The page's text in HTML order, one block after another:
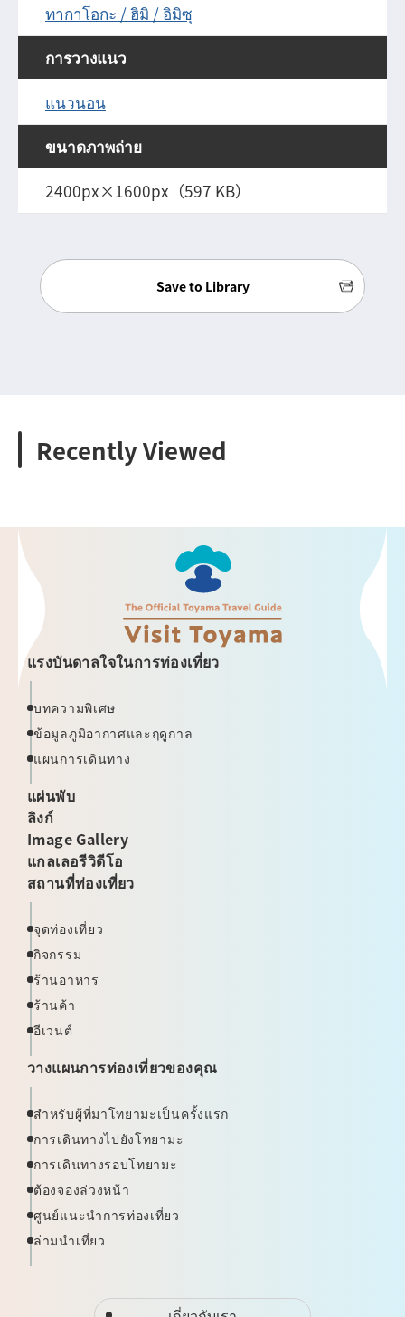
ทากาโอกะ / ฮิมิ / อิมิซุ
การวางแนว
แนวนอน
ขนาดภาพถ่าย
2400px×1600px（597 KB）
Save to Library
Recently Viewed
แรงบันดาลใจในการท่องเที่ยว
บทความพิเศษ
ข้อมูลภูมิอากาศและฤดูกาล
แผนการเดินทาง
แผ่นพับ
ลิงก์
Image Gallery
แกลเลอรีวิดีโอ
สถานที่ท่องเที่ยว
จุดท่องเที่ยว
กิจกรรม
ร้านอาหาร
ร้านค้า
อีเวนต์
วางแผนการท่องเที่ยวของคุณ
สำหรับผู้ที่มาโทยามะเป็นครั้งแรก
การเดินทางไปยังโทยามะ
การเดินทางรอบโทยามะ
ต้องจองล่วงหน้า
ศูนย์แนะนำการท่องเที่ยว
ล่ามนำเที่ยว